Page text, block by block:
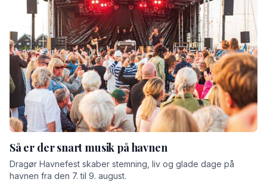
Så er der snart musik på havnen
Dragør Havnefest skaber stemning, liv og glade dage på
havnen fra den 7. til 9. august.